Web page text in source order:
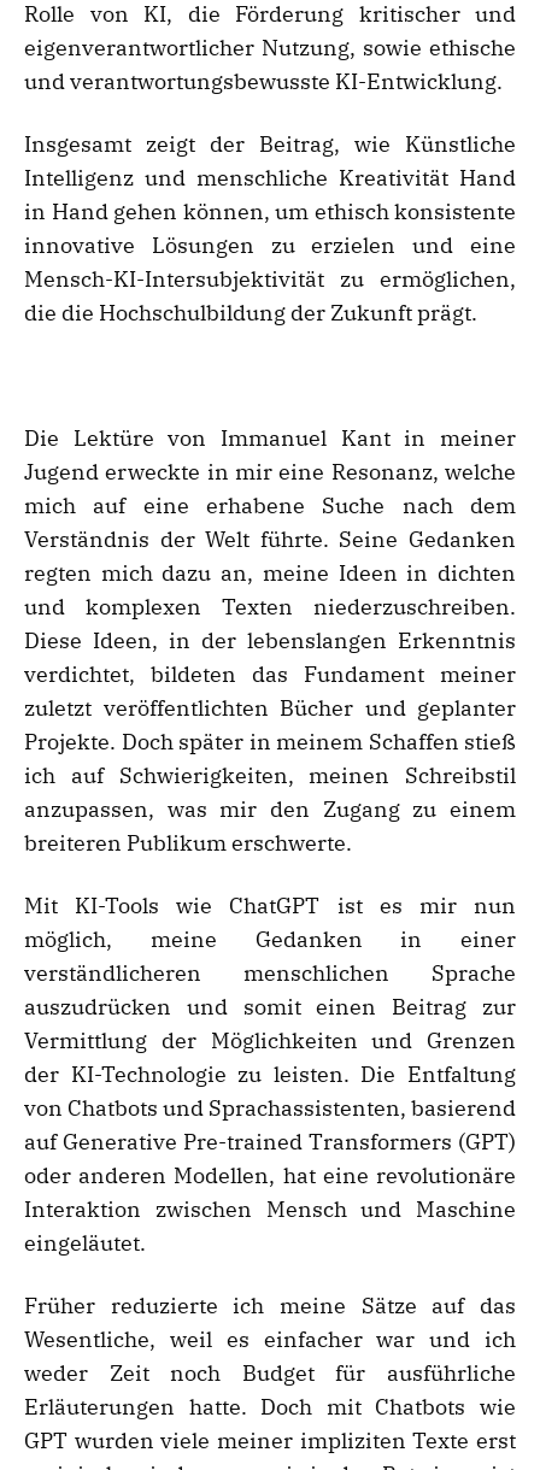
Rolle von KI, die Förderung kritischer und
eigenverantwortlicher Nutzung, sowie ethische
und verantwortungsbewusste KI-Entwicklung.
Insgesamt zeigt der Beitrag, wie Künstliche
Intelligenz und menschliche Kreativität Hand
in Hand gehen können, um ethisch konsistente
innovative Lösungen zu erzielen und eine
Mensch-KI-Intersubjektivität zu ermöglichen,
die die Hochschulbildung der Zukunft prägt.
Die Lektüre von Immanuel Kant in meiner
Jugend erweckte in mir eine Resonanz, welche
mich auf eine erhabene Suche nach dem
Verständnis der Welt führte. Seine Gedanken
regten mich dazu an, meine Ideen in dichten
und komplexen Texten niederzuschreiben.
Diese Ideen, in der lebenslangen Erkenntnis
verdichtet, bildeten das Fundament meiner
zuletzt veröffentlichten Bücher und geplanter
Projekte. Doch später in meinem Schaffen stieß
ich auf Schwierigkeiten, meinen Schreibstil
anzupassen, was mir den Zugang zu einem
breiteren Publikum erschwerte.
Mit KI-Tools wie ChatGPT ist es mir nun
möglich, meine Gedanken in einer
verständlicheren menschlichen Sprache
auszudrücken und somit einen Beitrag zur
Vermittlung der Möglichkeiten und Grenzen
der KI-Technologie zu leisten. Die Entfaltung
von Chatbots und Sprachassistenten, basierend
auf Generative Pre-trained Transformers (GPT)
oder anderen Modellen, hat eine revolutionäre
Interaktion zwischen Mensch und Maschine
eingeläutet.
Früher reduzierte ich meine Sätze auf das
Wesentliche, weil es einfacher war und ich
weder Zeit noch Budget für ausführliche
Erläuterungen hatte. Doch mit Chatbots wie
GPT wurden viele meiner impliziten Texte erst